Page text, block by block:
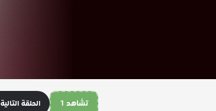
تشاهد 1 الحلقة التالية 2